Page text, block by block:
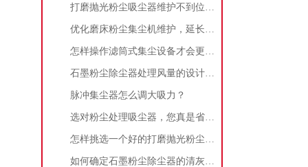
打磨抛光粉尘吸尘器维护不到位，那是你没有注意这些而已！
优化磨床粉尘集尘机维护，延长设备寿命
怎样操作滤筒式集尘设备才会更安全
石墨粉尘除尘器处理风量的设计，你了解多少
脉冲集尘器怎么调大吸力？
选对粉尘处理吸尘器，您真是省了很多事！
怎样挑选一个好的打磨抛光粉尘吸尘器
如何确定石墨粉尘除尘器的清灰速度？